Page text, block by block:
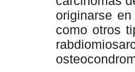
originarse
como otros